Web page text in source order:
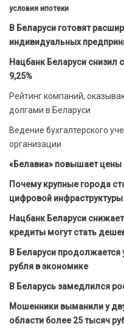
условия ипотеки
В Беларуси готовят
индивидуальных
Нацбанк Беларуси снизил
9,25%
Рейтинг компаний,
долгами в Беларуси
Ведение бухгалтерского
организации
«Белавиа» повышает
Почему крупные города
цифровой инфраструктуры
Нацбанк Беларуси
кредиты могут стать
В Беларуси продолжается
рубля в экономике
В Беларусь замедлился
Мошенники выманили у
области более 25 тысяч